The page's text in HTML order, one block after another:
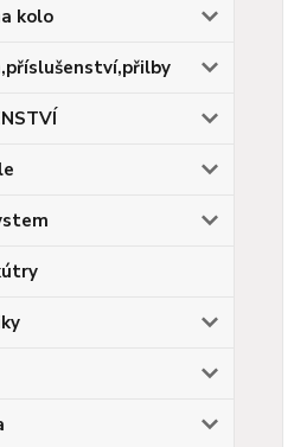
kolo